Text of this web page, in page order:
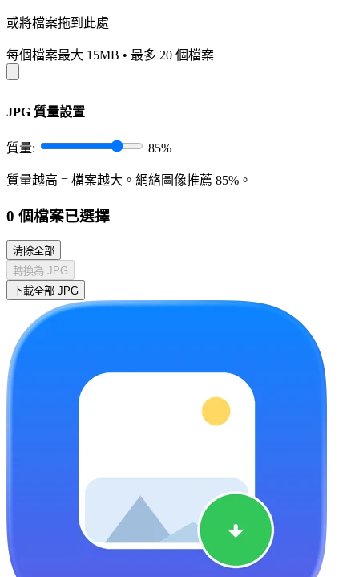
或將檔案拖到此處
每個檔案最大 15MB • 最多 20 個檔案
JPG 質量設置
質量: 85%
質量越高 = 檔案越大。網絡圖像推薦 85%。
0 個檔案已選擇
清除全部
轉換為 JPG
下載全部 JPG